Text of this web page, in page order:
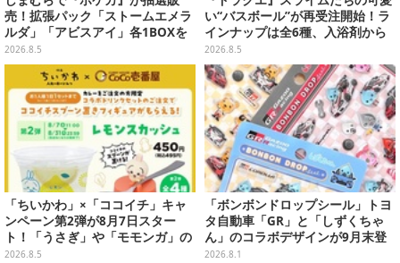
売！拡張パック「ストームエメラ
ルダ」「アビスアイ」各1BOXを
ラインナップ
2026.8.5
い“バスボール”が再受注開始！ラ
インナップは全6種、入浴剤から
モンスターのフィギュアが出てく
る
2026.8.5
「ちいかわ」×「ココイチ」キャ
ンペーン第2弾が8月7日スター
ト！「うさぎ」や「モモンガ」の
スプーン置きをGETしよう
2026.8.5
「ボンボンドロップシール」トヨ
タ自動車「GR」と「しずくちゃ
ん」のコラボデザインが9月末登
場！くま吉らも描かれた全4柄
2026.8.1